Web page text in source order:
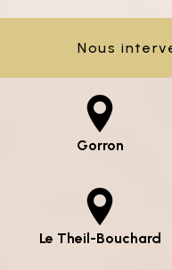
Nous
Gorron
Le Theil-Bouchard